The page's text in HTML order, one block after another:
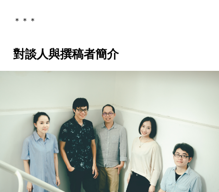
＊＊＊
對談人與撰稿者簡介